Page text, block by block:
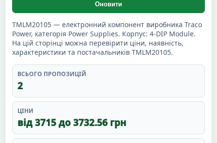
Оновити
TMLM20105 — електронний компонент виробника Traco
Power, категорія Power Supplies. Корпус: 4-DIP Module.
На цій сторінці можна перевірити ціни, наявність,
характеристики та постачальників TMLM20105.
ВСЬОГО ПРОПОЗИЦІЙ
2
ЦІНИ
від 3715 до 3732.56 грн